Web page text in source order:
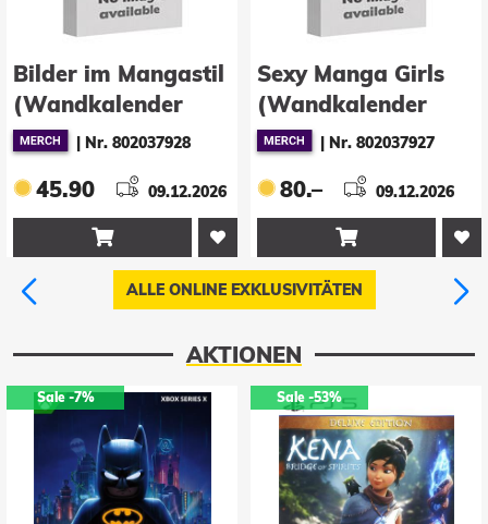
Sexy Manga Girls
(Wandkalender
2027 DIN A2 hoch),
CALVENDO
Monatskalender
| Nr. 802037927
80.– 09.12.2026

Bilder im Mangastil
(Tischkalender
2027 DIN A5 hoch),
CALVENDO
Monatskalender
| Nr. 802037926
32.90 09.12.2026

ALLE ONLINE EXKLUSIVITÄTEN
AKTIONEN
Sale-53% Sale -23%